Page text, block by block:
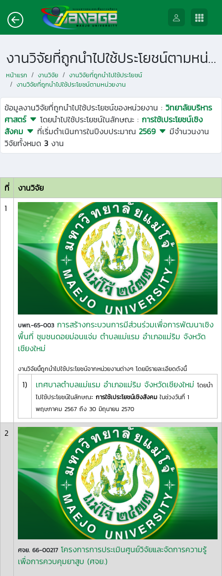
งานวิจัยที่ถูกนำไปใช้ประโยชน์ตามหน่วยงาน
หน้าแรก งานวิจัย
งานวิจัยที่ถูกนำไปใช้ประโยชน์
งานวิจัยที่ถูกนำไปใช้ประโยชน์ตามหน่วยงาน
ข้อมูลงานวิจัยที่ถูกนำไปใช้ประโยชน์ของหน่วยงาน : วิทยาลัยบริหาร
ศาสตร์
โดยนำไปใช้ประโยชน์ในลักษณะ : การใช้เประโยชน์เชิง
สังคม
ที่เริ่มดำเนินการในปีงบประมาณ 2569
มีจำนวนงาน
วิจัยทั้งหมด 3 งาน
ที่
งานวิจัย
1
บพท.-65-003 การสร้างกระบวนการมีส่วนร่วมเพื่อการพัฒนาเชิง
พื้นที่ ชุมชนดอยม่อนแจ่ม ตำบลแม่แรม อำเภอแม่ริม จังหวัด
เชียงใหม่
งานวิจัยนี้ถูกนำไปใช้ประโยชน์จากหน่วยงานต่างๆ โดยมีรายละเอียดดังนี้
1) เทศบาลตำบลแม่แรม อำเภอแม่ริม จังหวัดเชียงใหม่ โดยนำ
ไปใช้ประโยชน์ในลักษณะ การใช้เประโยชน์เชิงสังคม ในช่วงวันที่ 1
พฤษภาคม 2567 ถึง 30 มิถุนายน 2570
2
ศจย. 66-00217 โครงการการประเมินศูนย์วิจัยและจัดการความรู้
เพื่อการควบคุมยาสูบ (ศจย.)